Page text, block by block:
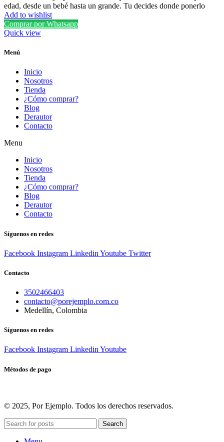
edad, desde un bebé hasta un grande. Tu decides donde ponerlo
Add to wishlist
Comprar por Whatsapp
Quick view
Menú
Inicio
Nosotros
Tienda
¿Cómo comprar?
Blog
Derautor
Contacto
Menu
Inicio
Nosotros
Tienda
¿Cómo comprar?
Blog
Derautor
Contacto
Síguenos en redes
Facebook Instagram Linkedin Youtube Twitter
Contacto
3502466403
contacto@porejemplo.com.co
Medellín, Colombia
Síguenos en redes
Facebook Instagram LinkedinYoutube
Métodos de pago
© 2025, Por Ejemplo. Todos los derechos reservados.
Search